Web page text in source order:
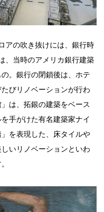
アの吹き抜けには、銀行時
、当時のアメリカ銀行建築
。銀行の閉鎖後は、ホテ
びリノベーションが行わ
は、拓銀の建築をベース
手がけた有名建築家ナイ
を表現した、床タイルや
いリノベーションといわ